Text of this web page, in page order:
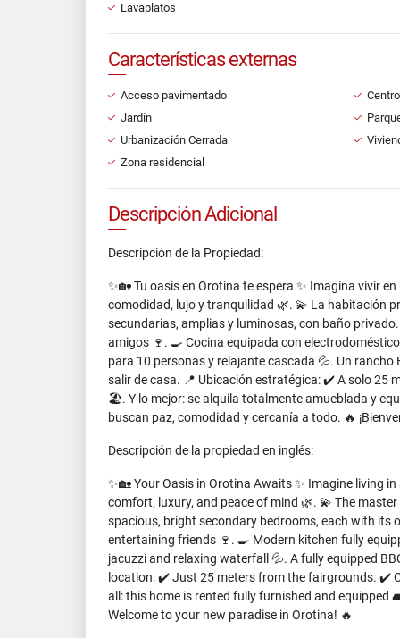
Lavaplatos
Características externas
Acceso pavimentado
Jardín
Urbanización Cerrada
Zona residencial
Descripción Adicional
Descripción de la Propiedad:
✨🏡 Tu oasis en Orotina te espera ✨ Imagina vivir
comodidad, lujo y tranquilidad 🌿. 💫 La habitación
secundarias, amplias y luminosas, con baño
amigos 🍷. 🍳 Cocina equipada con
para 10 personas y relajante cascada 💦. Un
salir de casa. 📍 Ubicación estratégica: ✔️ A solo 25
🏖️. Y lo mejor: se alquila totalmente amueblada y
buscan paz, comodidad y cercanía a todo. 🔥
Descripción de la propiedad en inglés:
✨🏡 Your Oasis in Orotina Awaits ✨ Imagine living
comfort, luxury, and peace of mind 🌿. 💫 The
spacious, bright secondary bedrooms, each with its
entertaining friends 🍷. 🍳 Modern kitchen fully
jacuzzi and relaxing waterfall 💦. A fully equipped
location: ✔️ Just 25 meters from the fairgrounds. ✔️
all: this home is rented fully furnished and
Welcome to your new paradise in Orotina! 🔥